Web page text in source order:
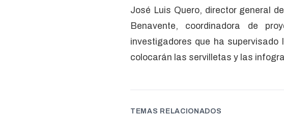
José Luis Quero, director general
Benavente, coordinadora de
investigadores que ha
colocarán las servilletas y las
TEMAS RELACIONADOS